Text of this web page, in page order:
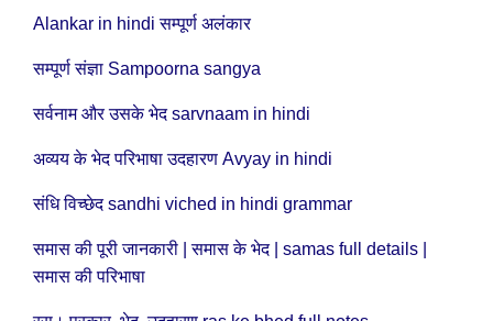
Alankar in hindi सम्पूर्ण अलंकार
सम्पूर्ण संज्ञा Sampoorna sangya
सर्वनाम और उसके भेद sarvnaam in hindi
अव्यय के भेद परिभाषा उदहारण Avyay in hindi
संधि विच्छेद sandhi viched in hindi grammar
समास की पूरी जानकारी | समास के भेद | samas full details |
समास की परिभाषा